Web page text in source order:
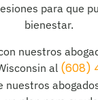
para que
bienestar.
nuestros
al (608)
nuestros